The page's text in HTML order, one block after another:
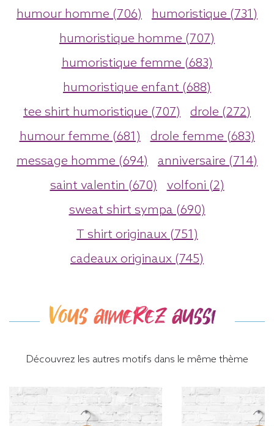
humour homme (706)
humoristique (731)
humoristique homme (707)
humoristique femme (683)
humoristique enfant (688)
tee shirt humoristique (707)
drole (272)
humour femme (681)
drole femme (683)
message homme (694)
anniversaire (714)
saint valentin (670)
volfoni (2)
sweat shirt sympa (690)
T shirt originaux (751)
cadeaux originaux (745)
Vous aimerez aussi
Découvrez les autres motifs dans le même thème